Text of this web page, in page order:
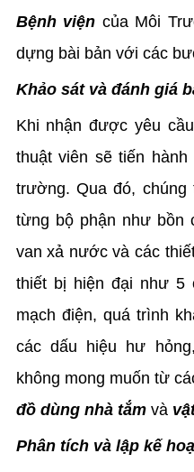
Bệnh viện của Môi
dựng bài bản với các
Khảo sát và đánh giá
Khi nhận được yêu
thuật viên sẽ tiến
trường. Qua đó,
từng bộ phận như bồn
van xả nước và các
thiết bị hiện đại như 5
mạch điện, quá trình
các dấu hiệu hư
không mong muốn từ
đồ dùng nhà tắmvà
Phân tích và lập kế